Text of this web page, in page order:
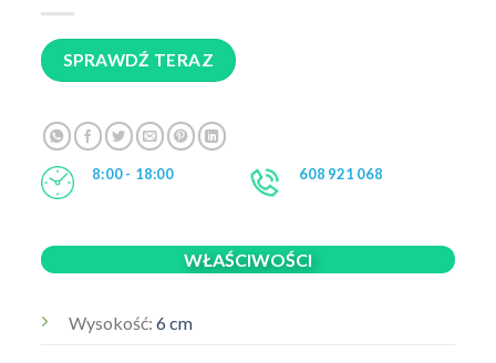
SPRAWDŹ TERAZ
8:00 - 18:00 608 921 068
WŁAŚCIWOŚCI
Wysokość:6 cm